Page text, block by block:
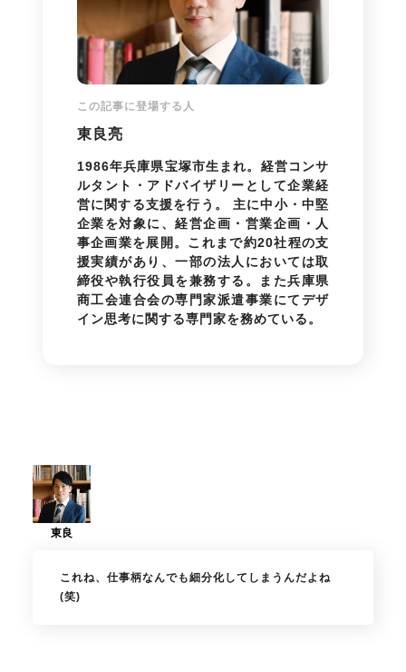
この記事に登場する人
東良亮
1986年兵庫県宝塚市生まれ。経営コンサ
ルタント・アドバイザリーとして企業経
営に関する支援を行う。 主に中小・中堅
企業を対象に、経営企画・営業企画・人
事企画業を展開。これまで約20社程の支
援実績があり、一部の法人においては取
締役や執行役員を兼務する。また兵庫県
商工会連合会の専門家派遣事業にてデザ
イン思考に関する専門家を務めている。
これね、仕事柄なんでも細分化してしまうんだよね
(笑)